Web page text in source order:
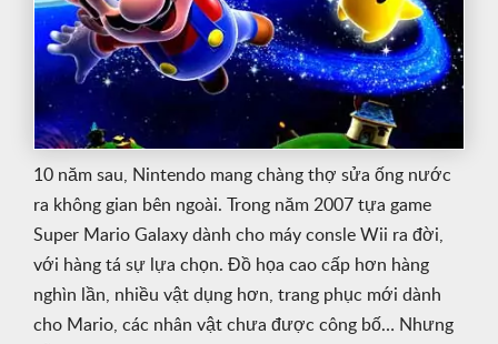
10 năm sau, Nintendo mang chàng thợ sửa ống nước
ra không gian bên ngoài. Trong năm 2007 tựa game
Super Mario Galaxy dành cho máy consle Wii ra đời,
với hàng tá sự lựa chọn. Đồ họa cao cấp hơn hàng
nghìn lần, nhiều vật dụng hơn, trang phục mới dành
cho Mario, các nhân vật chưa được công bố… Nhưng